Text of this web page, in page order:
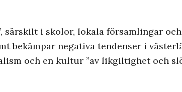
särskilt i skolor, lokala församlingar och
bekämpar negativa tendenser i
och en kultur ”av likgiltighet och